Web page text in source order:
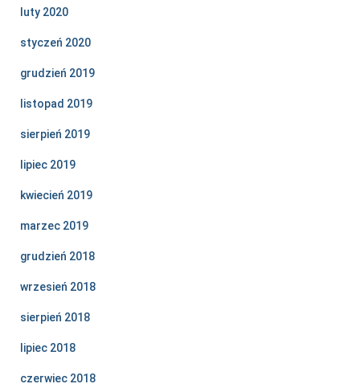
luty 2020
styczeń 2020
grudzień 2019
listopad 2019
sierpień 2019
lipiec 2019
kwiecień 2019
marzec 2019
grudzień 2018
wrzesień 2018
sierpień 2018
lipiec 2018
czerwiec 2018